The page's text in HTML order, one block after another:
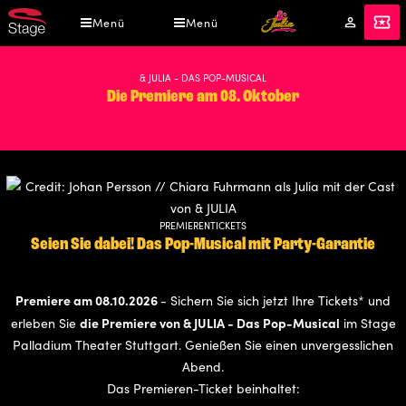
Direkt
zum
Menü Menü
Mein
Konto
Tickets
& JULIA - DAS POP-MUSICAL
Die Premiere am 08. Oktober
PREMIERENTICKETS
Seien Sie dabei! Das Pop-Musical mit Party-Garantie
Premiere am 08.10.2026 - Sichern Sie sich jetzt Ihre Tickets* und
erleben Sie die Premiere von & JULIA - Das Pop-Musical im Stage
Palladium Theater Stuttgart. Genießen Sie einen unvergesslichen
Abend.
Das Premieren-Ticket beinhaltet: